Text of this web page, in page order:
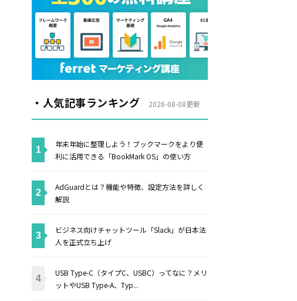
・人気記事ランキング 2026-08-08更新
年末年始に整理しよう！ブックマークをより便
利に活用できる「BookMark OS」の使い方
AdGuardとは？機能や特徴、設定方法を詳しく
解説
ビジネス向けチャットツール「Slack」が日本法
人を正式立ち上げ
USB Type-C（タイプC、USBC）ってなに？メリ
ットやUSB Type-A、Typ...